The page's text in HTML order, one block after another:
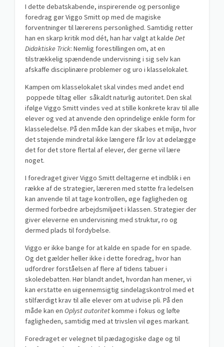
I dette debatskabende, inspirerende og personlige
foredrag gør Viggo Smitt op med de magiske
forventninger til lærerens personlighed. Samtidig retter
han en skarp kritik mod dét, han har valgt at kalde Det
Didaktiske Trick: Nemlig forestillingen om, at en
tilstrækkelig spændende undervisning i sig selv kan
afskaffe disciplinære problemer og uro i klasselokalet.
Kampen om klasselokalet skal vindes med andet end
poppede tiltag eller såkaldt naturlig autoritet. Den skal
ifølge Viggo Smitt vindes ved at stille konkrete krav til alle
elever og ved at anvende den oprindelige enkle form for
klasseledelse. På den måde kan der skabes et miljø, hvor
det støjende mindretal ikke længere får lov at ødelægge
det for det store flertal af elever, der gerne vil lære
noget.
I foredraget giver Viggo Smitt deltagerne et indblik i en
række af de strategier, læreren med støtte fra ledelsen
kan anvende til at tage kontrollen, øge fagligheden og
dermed forbedre arbejdsmiljøet i klassen. Strategier der
giver eleverne en undervisning med struktur, ro og
dermed plads til fordybelse.
Viggo er ikke bange for at kalde en spade for en spade.
Og det gælder heller ikke i dette foredrag, hvor han
udfordrer forståelsen af flere af tidens tabuer i
skoledebatten. Hør blandt andet, hvordan han mener, vi
kan erstatte en uigennemsigtig sindelagskontrol med et
stilfærdigt krav til alle elever om at udvise pli. På den
måde kan en Oplyst autoritetkomme i fokus og løfte
fagligheden, samtidig med at trivslen vil øges markant.
Foredraget er velegnet til pædagogiske dage og til